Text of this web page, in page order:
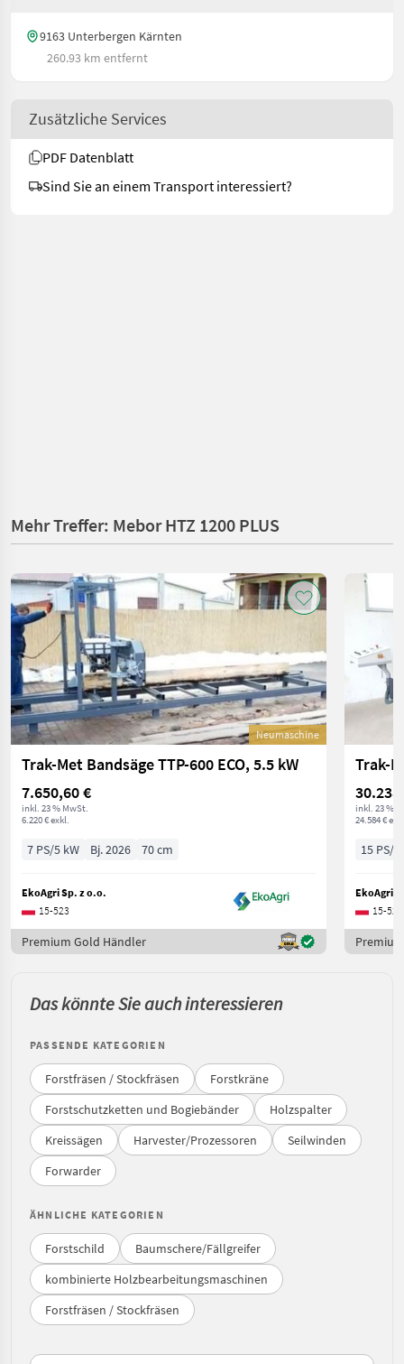
9163 Unterbergen Kärnten
260.93 km entfernt
Zusätzliche Services
PDF Datenblatt
Sind Sie an einem Transport interessiert?
Mehr Treffer: Mebor HTZ 1200 PLUS
Neumaschine
Trak-Met Bandsäge TTP-600 ECO, 5.5 kW
7.650,60 €
inkl. 23 % MwSt.
6.220 € exkl.
7 PS/5 kW Bj. 2026 70 cm
EkoAgri Sp. z o.o.
15-523
Premium Gold Händler
inkl. 23 %
24.584 €
15 PS/
EkoAgri
15-523
Das könnte Sie auch interessieren
PASSENDE KATEGORIEN
Forstfräsen / Stockfräsen
Forstkräne
Forstschutzketten und Bogiebänder
Holzspalter
Kreissägen
Harvester/Prozessoren
Seilwinden
Forwarder
ÄHNLICHE KATEGORIEN
Forstschild
Baumschere/Fällgreifer
kombinierte Holzbearbeitungsmaschinen
Forstfräsen / Stockfräsen